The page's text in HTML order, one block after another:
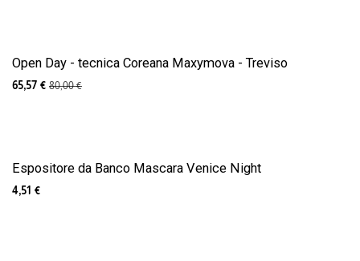
Open Day - tecnica Coreana Maxymova - Treviso
65,57 € 80,00€
Espositore da Banco Mascara Venice Night
4,51 €